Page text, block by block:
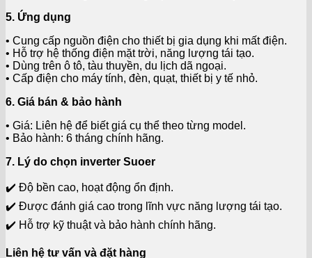
5. Ứng dụng
• Cung cấp nguồn điện cho thiết bị gia dụng khi mất điện.
• Hỗ trợ hệ thống điện mặt trời, năng lượng tái tạo.
• Dùng trên ô tô, tàu thuyền, du lịch dã ngoại.
• Cấp điện cho máy tính, đèn, quạt, thiết bị y tế nhỏ.
6. Giá bán & bảo hành
• Giá: Liên hệ để biết giá cụ thể theo từng model.
• Bảo hành: 6 tháng chính hãng.
7. Lý do chọn inverter Suoer
✔️ Độ bền cao, hoạt động ổn định.
✔️ Được đánh giá cao trong lĩnh vực năng lượng tái tạo.
✔️ Hỗ trợ kỹ thuật và bảo hành chính hãng.
Liên hệ tư vấn và đặt hàng